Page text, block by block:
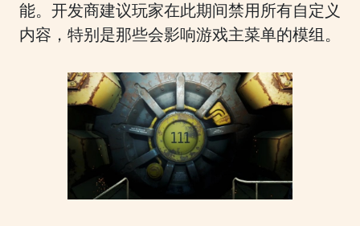
能。开发商建议玩家在此期间禁用所有自定义
内容，特别是那些会影响游戏主菜单的模组。